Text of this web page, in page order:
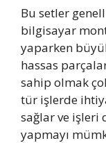
Bu setler
bilgisayar
yaparken
hassas
sahip olmak
tür işlerde
sağlar ve işleri
yapmayı